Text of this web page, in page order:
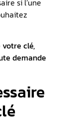
clé,
demande